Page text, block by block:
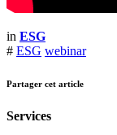
in ESG
# ESG webinar
Partager cet article
Services